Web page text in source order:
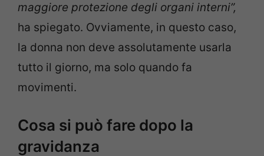
maggiore protezione degli organi interni”,
ha spiegato. Ovviamente, in questo caso,
la donna non deve assolutamente usarla
tutto il giorno, ma solo quando fa
movimenti.
Cosa si può fare dopo la
gravidanza